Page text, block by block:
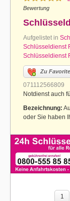
Bewertung
Aufgelistet in
Schlüsseldienst
Schlüsseldienst
Zu
071112566809
Notdienst auch
Bezeichnung:
oder Sie haben
1